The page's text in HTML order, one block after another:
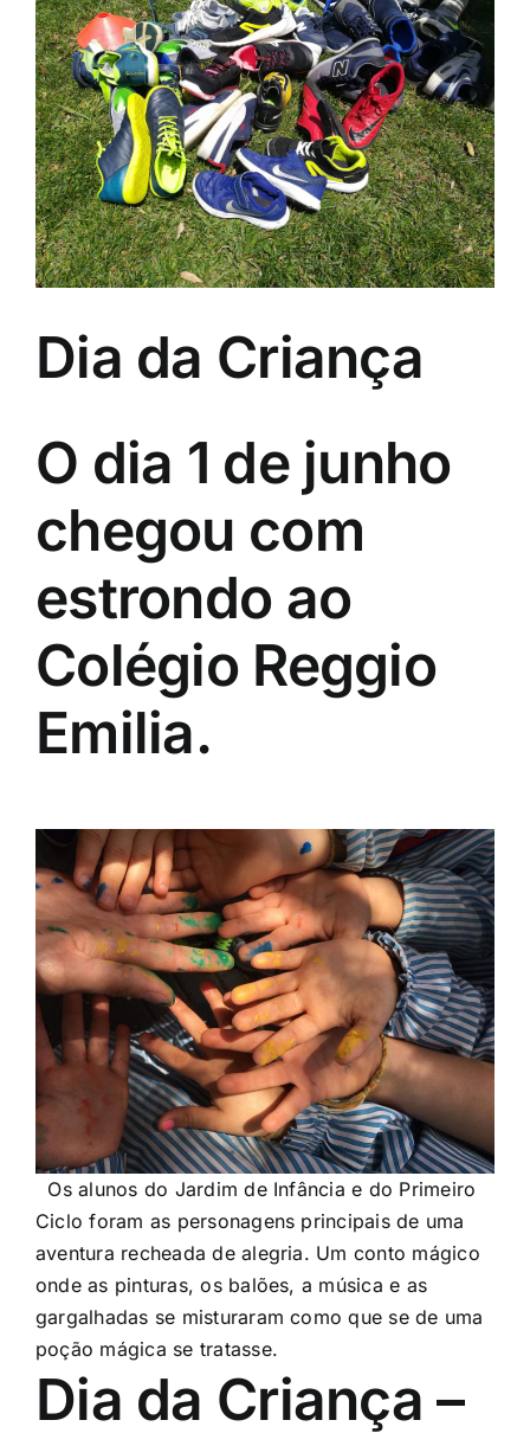
Image
Dia da Criança
O dia 1 de junho
chegou com
estrondo ao
Colégio Reggio
Emilia.
Os alunos do Jardim de Infância e do Primeiro
Ciclo foram as personagens principais de uma
aventura recheada de alegria. Um conto mágico
onde as pinturas, os balões, a música e as
gargalhadas se misturaram como que se de uma
poção mágica se tratasse.
Dia da Criança –